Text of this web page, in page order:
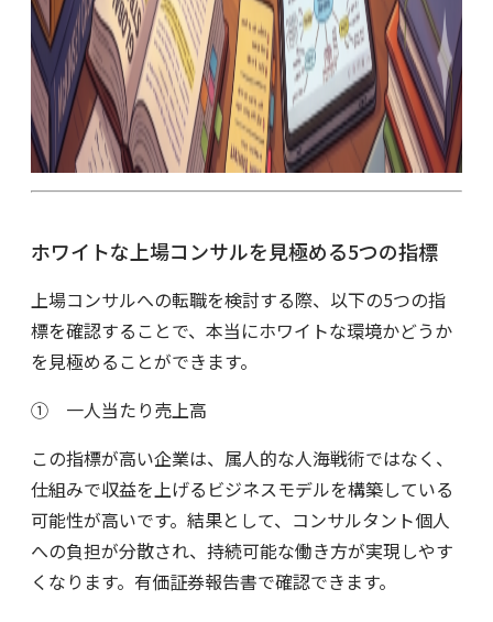
ホワイトな上場コンサルを見極める5つの指標
上場コンサルへの転職を検討する際、以下の5つの指
標を確認することで、本当にホワイトな環境かどうか
を見極めることができます。
① 一人当たり売上高
この指標が高い企業は、属人的な人海戦術ではなく、
仕組みで収益を上げるビジネスモデルを構築している
可能性が高いです。結果として、コンサルタント個人
への負担が分散され、持続可能な働き方が実現しやす
くなります。有価証券報告書で確認できます。